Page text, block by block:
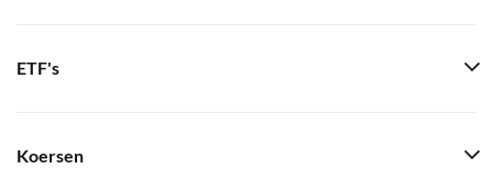
ETF's
Koersen